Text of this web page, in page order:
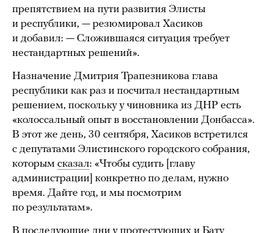
препятствием на пути развития Элисты
и республики, — резюмировал Хасиков
и добавил: — Сложившаяся ситуация требует
нестандартных решений».
Назначение Дмитрия Трапезникова глава
республики как раз и посчитал нестандартным
решением, поскольку у чиновника из ДНР есть
«колоссальный опыт в восстановлении Донбасса».
В этот же день, 30 сентября, Хасиков встретился
с депутатами Элистинского городского собрания,
которым сказал: «Чтобы судить [главу
администрации] конкретно по делам, нужно
время. Дайте год, и мы посмотрим
по результатам».